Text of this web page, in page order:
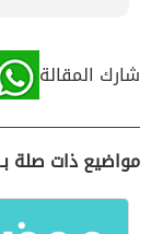
شارك المقالة
مواضيع ذات صلة